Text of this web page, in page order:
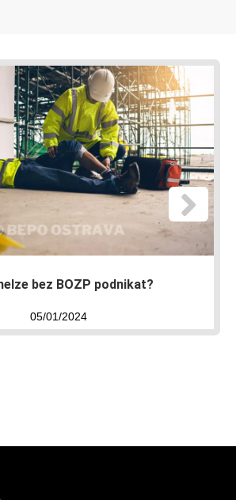
bez BOZP podnikat?
05/01/2024